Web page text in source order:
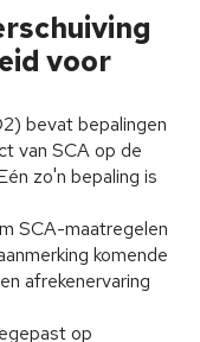
voor
bevat bepalingen
van SCA op de
zo'n bepaling is
SCA-maatregelen
komende
afrekenervaring
op